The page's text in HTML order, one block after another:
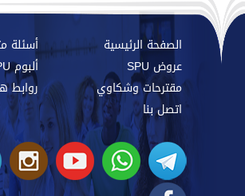
الصفحة الرئيسية
أسئلة
عروض SPU
ألبوم SPU
مقترحات وشكاوي
روابط
اتصل بنا